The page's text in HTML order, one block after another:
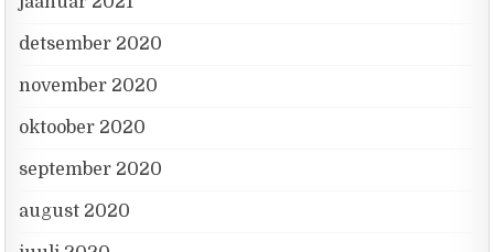
detsember 2020
november 2020
oktoober 2020
september 2020
august 2020